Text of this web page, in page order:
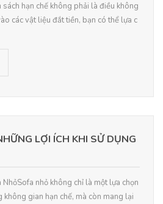
hạn chế không phải là điều không
các vật liệu đắt tiền, bạn có thể lựa c
LỢI ÍCH KHI SỬ DỤNG
nhỏ không chỉ là một lựa chọn
không gian hạn chế, mà còn mang lại